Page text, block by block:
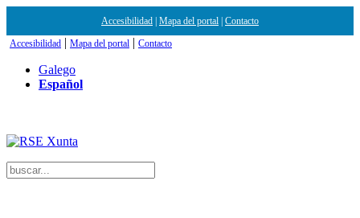
Accesibilidad Mapa del portal Contacto
Accesibilidad | Mapa del portal | Contacto
Galego
Español